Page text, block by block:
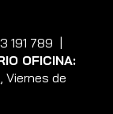
191 789 |
OFICINA:
Viernes de